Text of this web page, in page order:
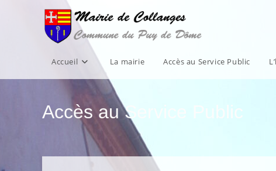
Accueil La mairie Accès au Service Public
Accès au Service Public